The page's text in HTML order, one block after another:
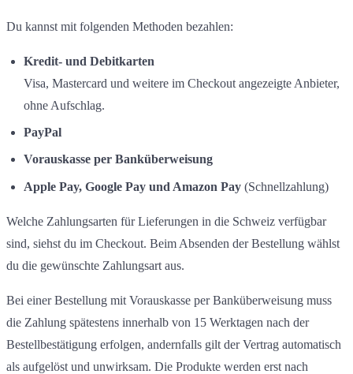
Du kannst mit folgenden Methoden bezahlen:
Kredit- und Debitkarten
Visa, Mastercard und weitere im Checkout angezeigte Anbieter,
ohne Aufschlag.
PayPal
Vorauskasse per Banküberweisung
Apple Pay, Google Pay und Amazon Pay (Schnellzahlung)
Welche Zahlungsarten für Lieferungen in die Schweiz verfügbar
sind, siehst du im Checkout. Beim Absenden der Bestellung wählst
du die gewünschte Zahlungsart aus.
Bei einer Bestellung mit Vorauskasse per Banküberweisung muss
die Zahlung spätestens innerhalb von 15 Werktagen nach der
Bestellbestätigung erfolgen, andernfalls gilt der Vertrag automatisch
als aufgelöst und unwirksam. Die Produkte werden erst nach